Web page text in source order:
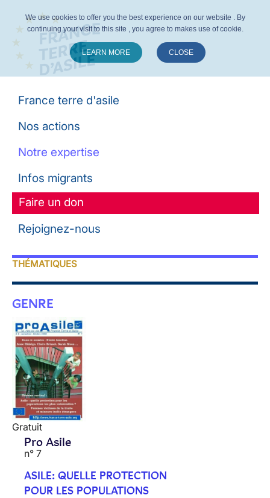
France terre d'asile
Nos actions
Notre expertise
Infos migrants
Faire un don
Rejoignez-nous
THÉMATIQUES
GENRE
Gratuit
Pro Asile
n° 7
ASILE: QUELLE PROTECTION
POUR LES POPULATIONS
We use cookies to offer you the best experience on our website . By
continuing your visit to this site , you agree to makes use of cookie.
LEARN MORE CLOSE